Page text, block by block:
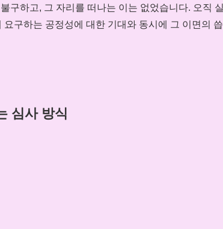
구하고, 그 자리를 떠나는 이는 없었습니다. 오직
구하는 공정성에 대한 기대와 동시에 그 이면의 씁
심사 방식